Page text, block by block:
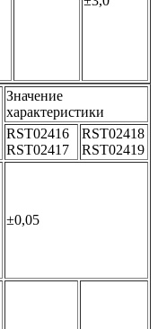
Значение
характеристики
RST02416
RST02417
RST02418
RST02419
±0,05